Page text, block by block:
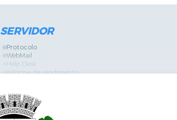
SERVIDOR
Protocolo
WebMail
Help Desk
Informe de rendimento
GPI
Diário Oficial
Fale com RH